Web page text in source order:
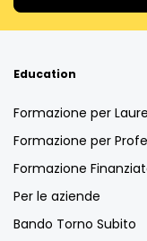
Education
Formazione per
Formazione per
Formazione
Per le aziende
Bando Torno Subito